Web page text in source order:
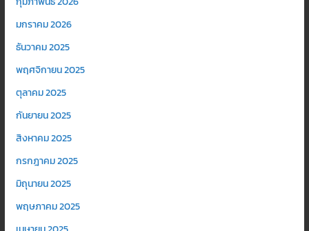
มกราคม 2026
ธันวาคม 2025
พฤศจิกายน 2025
ตุลาคม 2025
กันยายน 2025
สิงหาคม 2025
กรกฎาคม 2025
มิถุนายน 2025
พฤษภาคม 2025